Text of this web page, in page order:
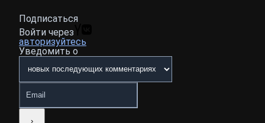
Подписаться
Войти через
авторизуйтесь
Уведомить о